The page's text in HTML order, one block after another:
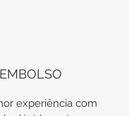
de anel, não nos
do mesmo modelo
experiência com